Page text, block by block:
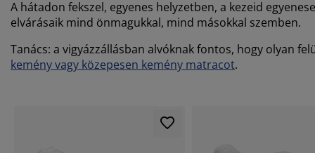
A hátadon fekszel, egyenes helyzetben, a kezeid
elvárásaik mind önmagukkal, mind másokkal szemben.
Tanács: a vigyázzállásban alvóknak fontos, hogy olyan
kemény vagy közepesen kemény matracot.